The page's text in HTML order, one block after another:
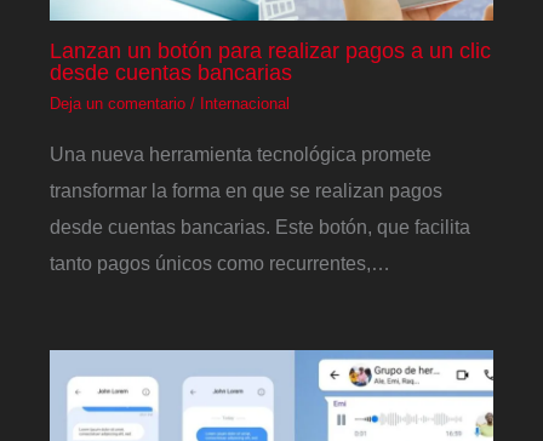
Lanzan un botón para realizar pagos a un clic
desde cuentas bancarias
Deja un comentario / Internacional
Una nueva herramienta tecnológica promete
transformar la forma en que se realizan pagos
desde cuentas bancarias. Este botón, que facilita
tanto pagos únicos como recurrentes,…